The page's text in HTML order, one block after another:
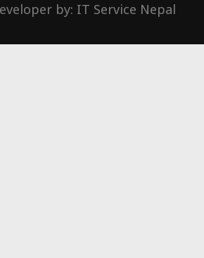
by: IT Service Nepal